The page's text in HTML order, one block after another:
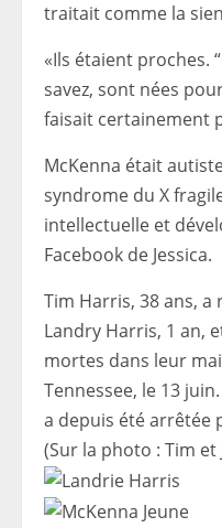
traitait comme la
«Ils étaient proches.
savez, sont nées
faisait certainement
McKenna était
syndrome du X
intellectuelle et
Facebook de Jessica.
Tim Harris, 38 ans, a
Landry Harris, 1 an,
mortes dans leur
Tennessee, le 13
a depuis été arrêtée
(Sur la photo : Tim et